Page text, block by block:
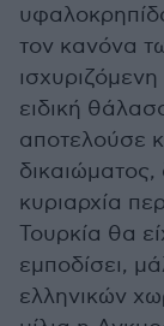
τον κανόνα
ειδική
αποτελούσε
δικαιώματος,
κυριαρχία
Τουρκία θα
εμποδίσει,
ελληνικών